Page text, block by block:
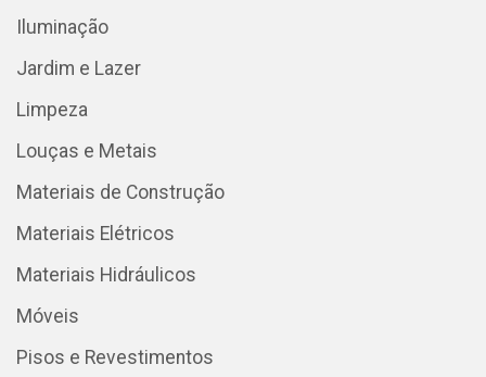
Iluminação
Jardim e Lazer
Limpeza
Louças e Metais
Materiais de Construção
Materiais Elétricos
Materiais Hidráulicos
Móveis
Pisos e Revestimentos